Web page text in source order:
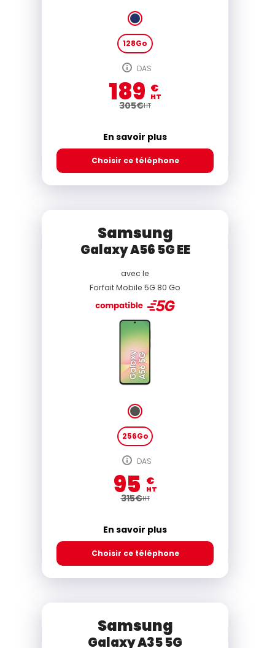
128Go
DAS
189 €
HT
305€HT
En savoir plus
Choisir ce téléphone
Samsung
Galaxy A56 5G EE
avec le
Forfait Mobile 5G 80 Go
256Go
DAS
95 €
HT
315€HT
En savoir plus
Choisir ce téléphone
Samsung
Galaxy A35 5G